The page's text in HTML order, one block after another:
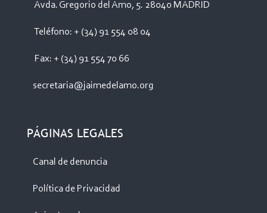
Avda. Gregorio del Amo, 5. 28040 MADRID
Teléfono: + (34) 91 554 08 04
Fax: + (34) 91 554 70 66
secretaria@jaimedelamo.org
PÁGINAS LEGALES
Canal de denuncia
Política de Privacidad